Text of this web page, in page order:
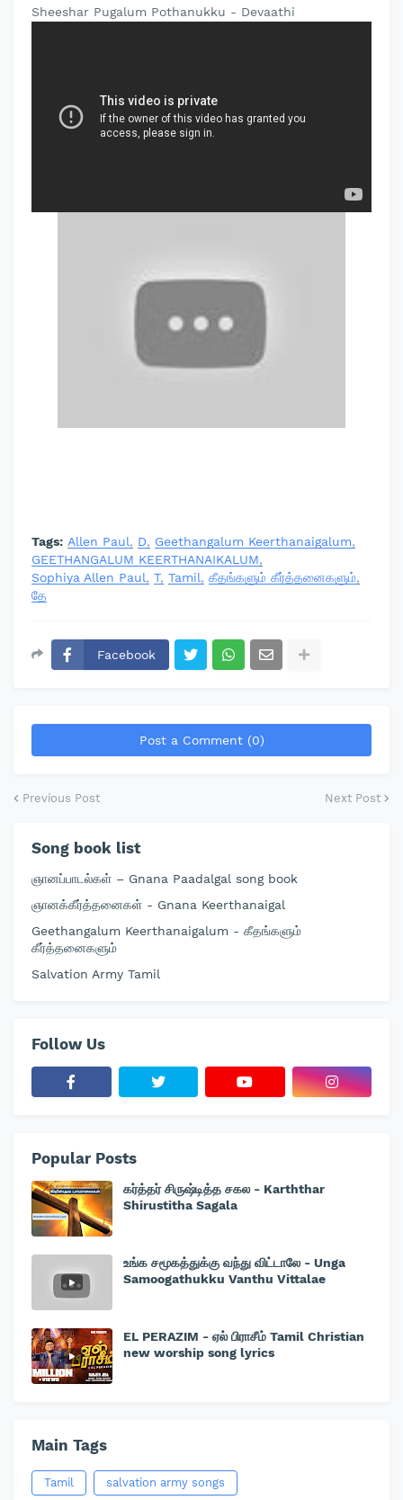
Sheeshar Pugalum Pothanukku - Devaathi
Tags: Allen Paul D
Geethangalum Keerthanaigalum
GEETHANGALUM KEERTHANAIKALUM
Sophiya Allen Paul
T Tamil
கீதங்களும் கீர்த்தனைகளும்
தே
Facebook
Post a Comment (0)
Previous Post Next Post
Song book list
ஞானப்பாடல்கள் – Gnana Paadalgal song book
ஞானக்கீர்த்தனைகள் - Gnana Keerthanaigal
Geethangalum Keerthanaigalum - கீதங்களும்
கீர்த்தனைகளும்
Salvation Army Tamil
Follow Us
Popular Posts
கர்த்தர் சிருஷ்டித்த சகல - Karththar
Shirustitha Sagala
உங்க சமூகத்துக்கு வந்து விட்டாலே - Unga
Samoogathukku Vanthu Vittalae
EL PERAZIM - ஏல் பிராசீம் Tamil Christian
new worship song lyrics
Main Tags
Tamil salvation army songs